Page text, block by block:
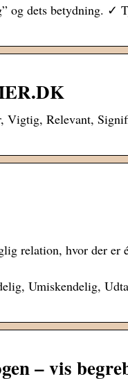
og dets betydning. ✓
Vigtig, Relevant,
relation, hvor der
Umiskendelig,
– vis